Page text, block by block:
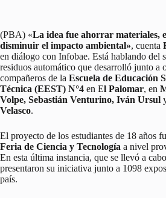
(PBA) «La idea fue ahorrar materiales,
disminuir el impacto ambiental», cuenta
en diálogo con Infobae. Está hablando del
residuos automático que desarrolló junto a
compañeros de la Escuela de Educación
Técnica (EEST) N°4 en El Palomar, en
Volpe, Sebastián Venturino, Iván Ursul
Velasco.
El proyecto de los estudiantes de 18 años
Feria de Ciencia y Tecnología a nivel
En esta última instancia, que se llevó a
presentaron su iniciativa junto a 1098
país.